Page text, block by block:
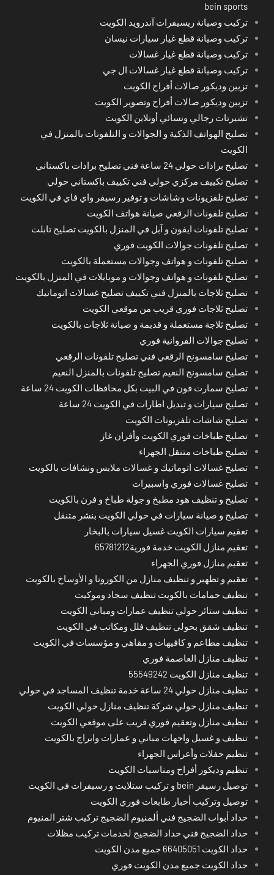
bein sports
تركيب وصيانة ريسيفرات آندرويد الكويت
تركيب وصيانة قطع غيار سيارات نيسان
تركيب وصيانة قطع غيار غسالات
تركيب وصيانة قطع غيار غسالات ال جي
تزيين وديكور صالات أفراح الكويت
تزيين وديكور صالات أفراح وتصوير الكويت
تشيرتات رجالي ونسائي أونلاين الكويت
تصليح الهواتف الذكية و الجوالات و التلفونات بالمنزل في
الكويت
تصليح برادات حولي 24 ساعة فني تصليح برادات باكستاني
تصليح تكييف مركزي حولي فني تكييف باكستاني حولي
تصليح تلفزيونات وشاشات و توفير رسيفر واي فاي في الكويت
تصليح تلفونات الرقعي صيانة هواتف الكويت
تصليح تلفونات ايفون و آبل في المنزل بالكويت تصليح تابلت
تصليح تلفونات جوالات الكويت فوري
تصليح تلفونات و هواتف وجوالات مستعملة بالكويت
تصليح تلفونات و هواتف وجوالات و موبايلات في المنزل بالكويت
تصليح ثلاجات بالمنزل فني تكييف تصليح غسالات اتوماتيك
تصليح ثلاجات فوري قريب من موقعي الكويت
تصليح ثلاجة مستعملة و قديمة و صيانة ثلاجات بالكويت
تصليح جوالات الفروانية فوري
تصليح سامسونج الرقعي فني تصليح تلفونات الرقعي
تصليح سامسونج النعيم تصليح تلفونات بالمنزل النعيم
تصليح سمارت فون في البيت بكل محافظات الكويت 24 ساعة
تصليح سيارات و تبديل اطارات في الكويت 24 ساعة
تصليح شاشات تلفزيونات الكويت
تصليح طباخات فوري الكويت وأفران غاز
تصليح طباخات متنقل الجهراء
تصليح غسالات اتوماتيك و غسالات ملابس ونشافات بالكويت
تصليح غسالات فوري واسبيرات
تصليح و تنظيف هود مطبخ و جولة طباخ و فرن بالكويت
تصليح و صيانة سيارات في حولي الكويت بنشر متنقل
تعقيم سيارات الكويت غسيل سيارات بالبخار
تعقيم منازل الكويت خدمة فورية65781212
تعقيم منازل فوري الجهراء
تعقيم و تطهير و تنظيف منازل من الكورونا و الأوساخ بالكويت
تنظيف حمامات بالكويت تنظيف سجاد وموكيت
تنظيف ستائر حولي تنظيف عمارات ومباني الكويت
تنظيف شقق بحولي تنظيف فلل ومكاتب في الكويت
تنظيف مطاعم و كافيهات و مقاهي و مؤسسات في الكويت
تنظيف منازل العاصمة فوري
تنظيف منازل الكويت 55549242
تنظيف منازل حولي 24 ساعة خدمة تنظيف المساجد في حولي
تنظيف منازل حولي شركة تنظيف منازل حولي الكويت
تنظيف منازل وتعقيم فوري قريب على موقعي الكويت
تنظيف و غسيل واجهات مباني و عمارات وابراج بالكويت
تنظيم حفلات وأعراس الجهراء
تنظيم وديكور أفراح ومناسبات الكويت
توصيل رسيفر bein و تركيب ستلايت و رسيفرات في الكويت
توصيل وتركيب أخبار طابعات فوري الكويت
حداد أبواب الضجيج فني ألمنيوم الضجيج تركيب شتر المنيوم
حداد الضجيج فني حداد الضجيج لخدمات تركيب مظلات
حداد الكويت 66405051 جميع مدن الكويت
حداد الكويت جميع مدن الكويت فوري